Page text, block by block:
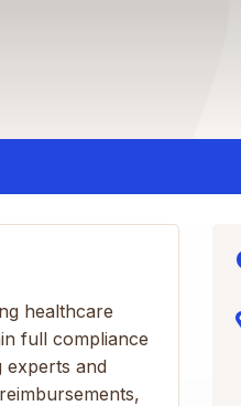
healthcare
full compliance
experts and